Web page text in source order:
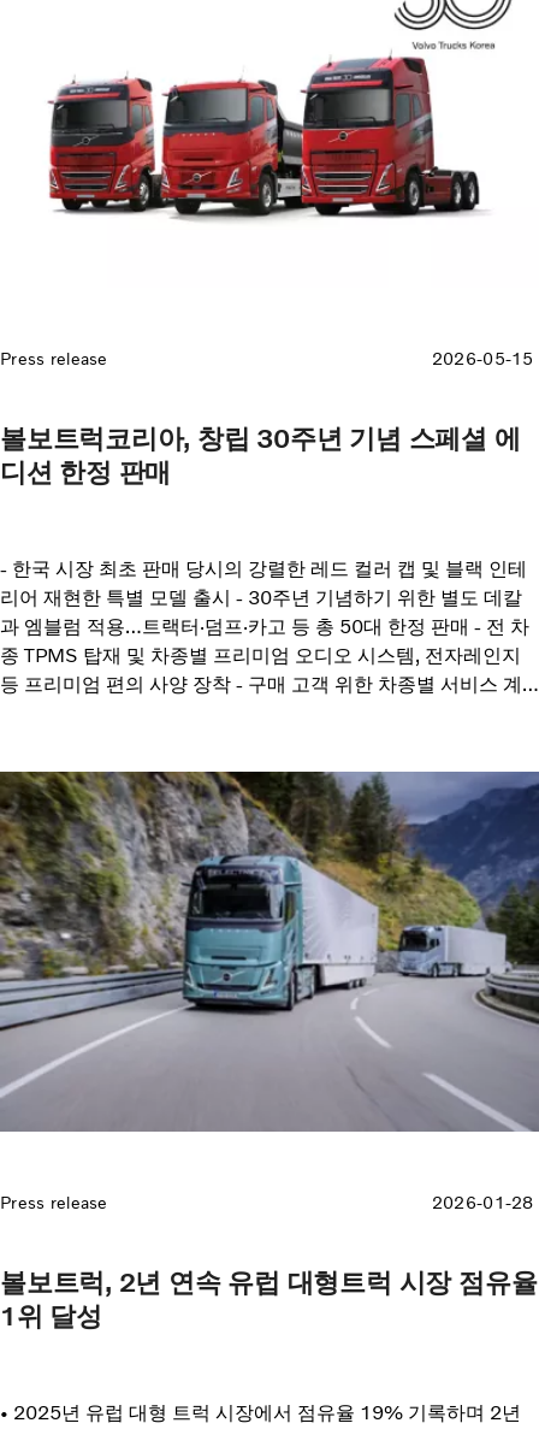
Press release 2026-05-15
볼보트럭코리아, 창립 30주년 기념 스페셜 에
디션 한정 판매
- 한국 시장 최초 판매 당시의 강렬한 레드 컬러 캡 및 블랙 인테
리어 재현한 특별 모델 출시 - 30주년 기념하기 위한 별도 데칼
과 엠블럼 적용…트랙터·덤프·카고 등 총 50대 한정 판매 - 전 차
종 TPMS 탑재 및 차종별 프리미엄 오디오 시스템, 전자레인지
등 프리미엄 편의 사양 장착 - 구매 고객 위한 차종별 서비스 계
Press release 2026-01-28
볼보트럭, 2년 연속 유럽 대형트럭 시장 점유율
1위 달성
• 2025년 유럽 대형 트럭 시장에서 점유율 19% 기록하며 2년